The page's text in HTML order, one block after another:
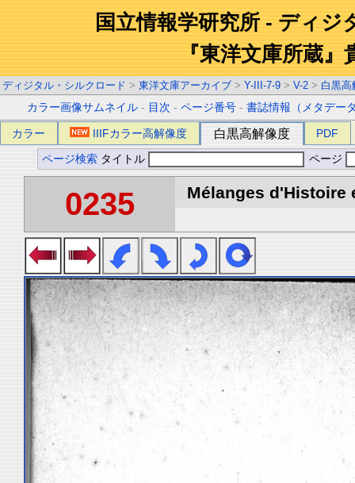
国立情報学研究所 - ディジ
『東洋文庫所蔵』
ディジタル・シルクロード > 東洋文庫アーカイブ > Y-III-7-9 > V-2 > 白黒高
カラー画像サムネイル - 目次 -ページ番号 -書誌情報（メタデー
カラー IIIFカラー高解像度 白黒高解像度 PDF
ページ検索 タイトル ページ
0235 Mélanges d'Histoire